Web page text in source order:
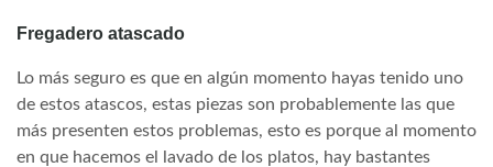
Fregadero atascado
Lo más seguro es que en algún momento hayas tenido uno
de estos atascos, estas piezas son probablemente las que
más presenten estos problemas, esto es porque al momento
en que hacemos el lavado de los platos, hay bastantes